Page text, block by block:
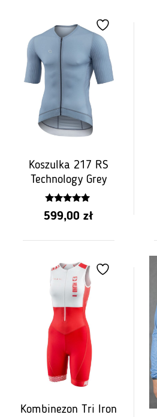
Koszulka 217 RS
Technology Grey
5.00
z 5
599,00 zł
Kombinezon Tri Iron